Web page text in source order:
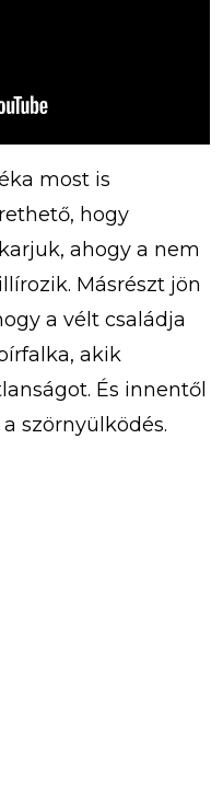
most is
hogy
ahogy a nem
Másrészt jön
a vélt családja
akik
És innentől
szörnyülködés.